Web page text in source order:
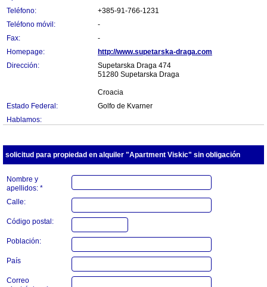
Teléfono:
+385-91-766-1231
Teléfono móvil:
-
Fax:
-
Homepage:
http://www.supetarska-draga.com
Dirección:
Supetarska Draga 474
51280 Supetarska Draga
Croacia
Estado Federal:
Golfo de Kvarner
Hablamos:
solicitud para propiedad en alquiler "Apartment Viskic" sin obligación
Nombre y
apellidos: *
Calle:
Código postal:
Población:
País
Correo